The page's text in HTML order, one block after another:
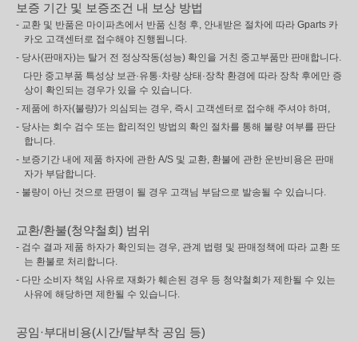
보증 기간 및 보증조건 내 보상 방법
- 교환 및 반품은 마이파츠에서 반품 신청 후, 안내받은 절차에 따라 Gparts 카
카오 고객센터로 접수해야 진행됩니다.
- 당사(판매자)는 탈거 전 정상작동(성능) 확인을 거친 중고부품만 판매합니다.
다만 중고부품 특성상 보관·유통·차량 상태·장착 환경에 따라 장착 후에만 증
상이 확인되는 경우가 있을 수 있습니다.
- 제품에 하자(불량)가 의심되는 경우, 즉시 고객센터로 접수해 주셔야 하며,
- 당사는 회수 검수 또는 합리적인 방법의 확인 절차를 통해 불량 여부를 판단
합니다.
- 보증기간 내에 제품 하자에 관한 A/S 및 교환, 환불에 관한 운반비용은 판매
자가 부담합니다.
- 불량이 아닌 것으로 판명이 될 경우 고객님 부담으로 발송될 수 있습니다.
교환/환불(청약철회) 범위
- 검수 결과 제품 하자가 확인되는 경우, 관계 법령 및 판매정책에 따라 교환 또
는 환불로 처리합니다.
- 다만 소비자 책임 사유로 재화가 훼손된 경우 등 청약철회가 제한될 수 있는
사유에 해당하면 제한될 수 있습니다.
공임·부대비용(시간/탈부착 공임 등)